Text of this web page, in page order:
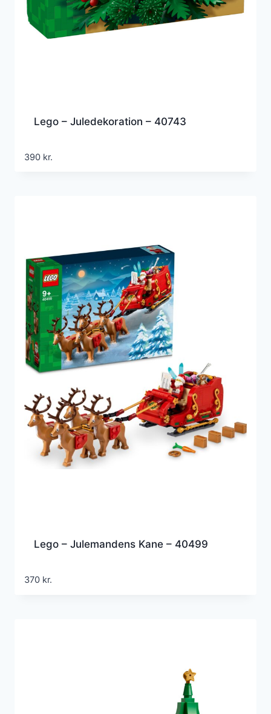
Lego – Juledekoration – 40743
390 kr.
Lego – Julemandens Kane – 40499
370 kr.